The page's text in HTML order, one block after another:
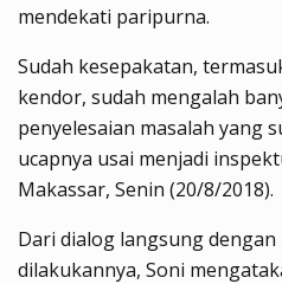
mendekati paripurna.
Sudah kesepakatan,
kendor, sudah mengalah
penyelesaian masalah yang
ucapnya usai menjadi
Makassar, Senin (20/8/2018).
Dari dialog langsung
dilakukannya, Soni